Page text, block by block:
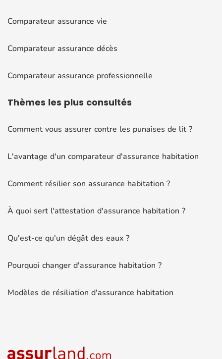
Comparateur assurance vie
Comparateur assurance décès
Comparateur assurance professionnelle
Thèmes les plus consultés
Comment vous assurer contre les punaises de lit ?
L'avantage d'un comparateur d'assurance habitation
Comment résilier son assurance habitation ?
À quoi sert l'attestation d'assurance habitation ?
Qu'est-ce qu'un dégât des eaux ?
Pourquoi changer d'assurance habitation ?
Modèles de résiliation d'assurance habitation